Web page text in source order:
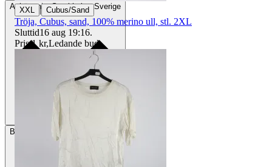
AvhämtningStockholm, Sverige
Betalning Via Tradera
XXL | Cubus/Sand
Tröja, Cubus, sand, 100% merino ull, stl. 2XL
Sluttid16 aug 19:16.
Pris:1 kr,Ledande bud.